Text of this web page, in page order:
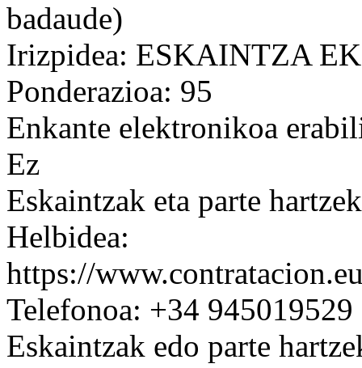
badaude)
Irizpidea: ESKAINTZA
Ponderazioa: 95
Enkante elektronikoa
Ez
Eskaintzak eta parte
Helbidea:
https://
Telefonoa: +34 945019529
Eskaintzak edo parte